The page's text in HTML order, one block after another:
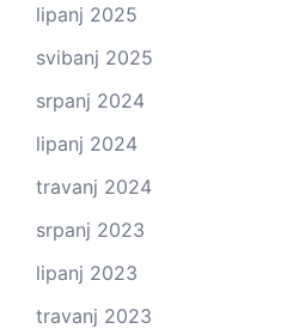
lipanj 2025
svibanj 2025
srpanj 2024
lipanj 2024
travanj 2024
srpanj 2023
lipanj 2023
travanj 2023